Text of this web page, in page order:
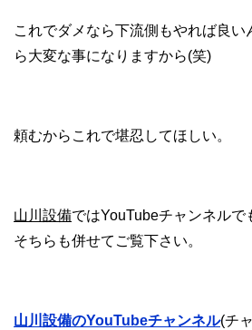
これでダメなら下流側もやれば良い
ら大変な事になりますから(笑)
頼むからこれで堪忍してほしい。
山川設備ではYouTubeチャンネル
そちらも併せてご覧下さい。
山川設備のYouTubeチャンネル(チ